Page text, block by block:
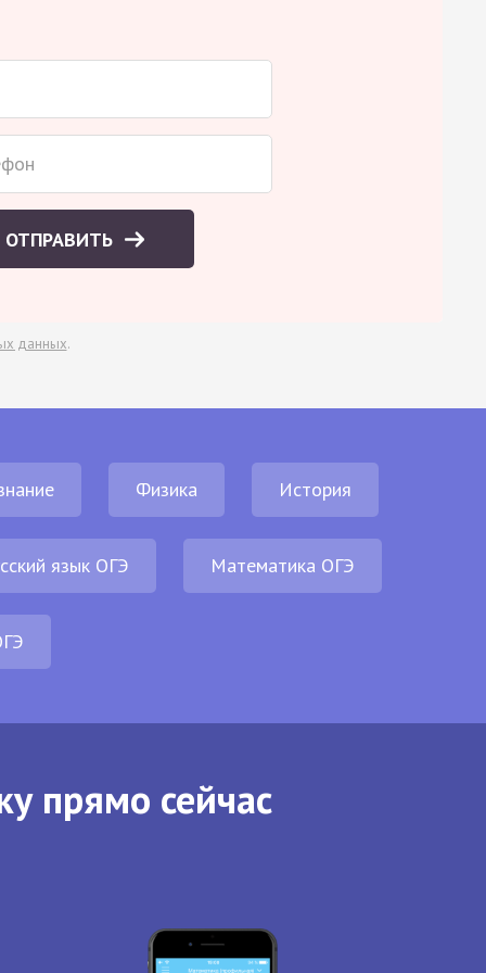
ОТПРАВИТЬ
данных.
Физика История
язык ОГЭ Математика ОГЭ
прямо сейчас